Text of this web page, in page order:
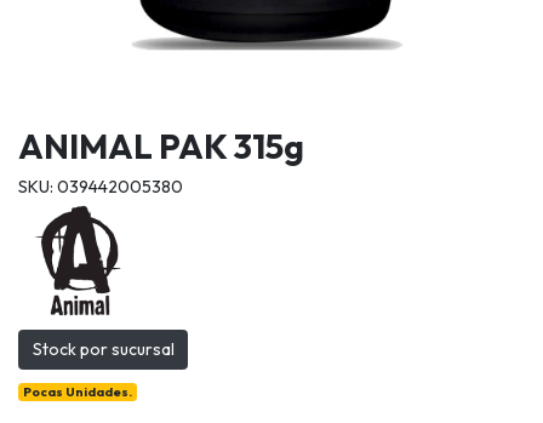
ANIMAL PAK 315g
SKU: 039442005380
Stock por sucursal
Pocas Unidades.